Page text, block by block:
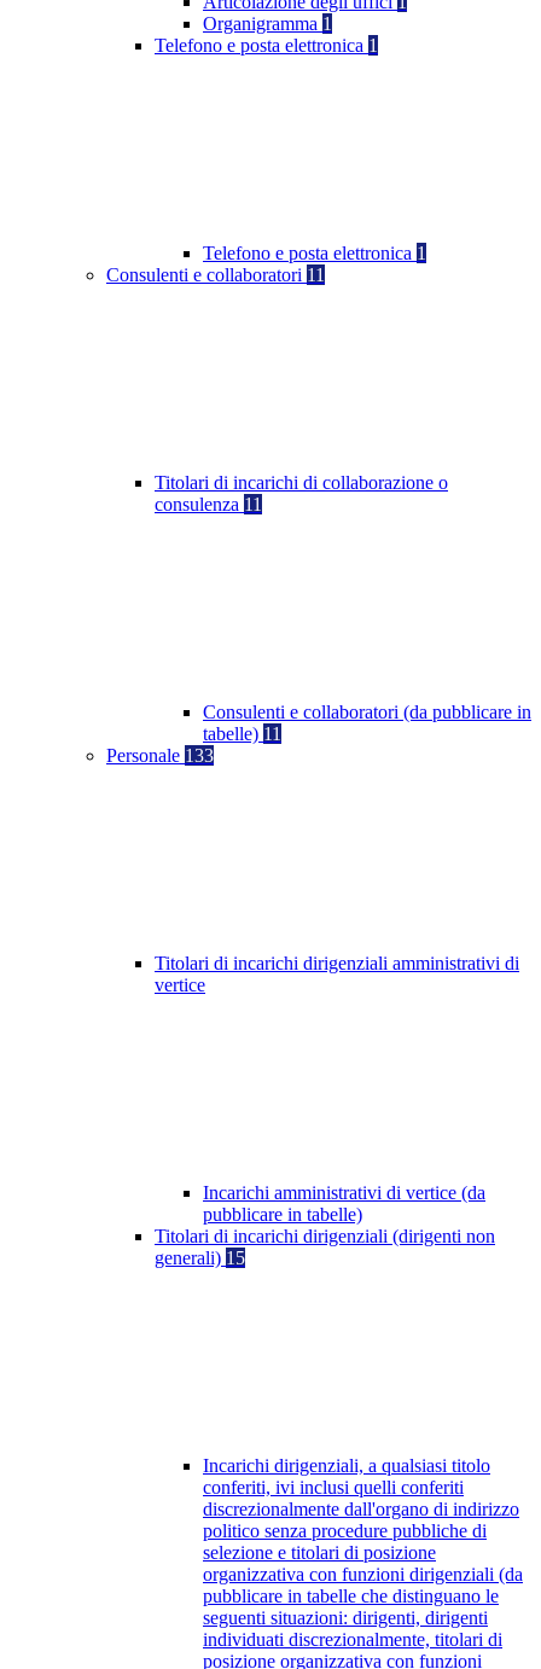
Organigramma 1
Telefono e posta elettronica 1
Telefono e posta elettronica 1
Consulenti e collaboratori 11
Titolari di incarichi di collaborazione o
consulenza 11
Consulenti e collaboratori (da pubblicare in
tabelle) 11
Personale 133
Titolari di incarichi dirigenziali amministrativi di
vertice
Incarichi amministrativi di vertice (da
pubblicare in tabelle)
Titolari di incarichi dirigenziali (dirigenti non
generali) 15
Incarichi dirigenziali, a qualsiasi titolo
conferiti, ivi inclusi quelli conferiti
discrezionalmente dall'organo di indirizzo
politico senza procedure pubbliche di
selezione e titolari di posizione
organizzativa con funzioni dirigenziali (da
pubblicare in tabelle che distinguano le
seguenti situazioni: dirigenti, dirigenti
individuati discrezionalmente, titolari di
posizione organizzativa con funzioni